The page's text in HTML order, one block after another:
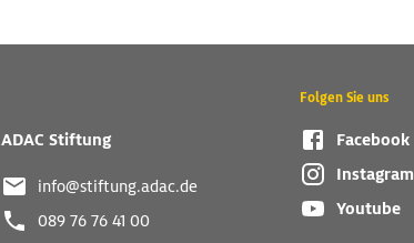
ADAC Stiftung
info@stiftung.adac.de
089 76 76 41 00
Folgen Sie uns
Facebook
Instagram
Youtube